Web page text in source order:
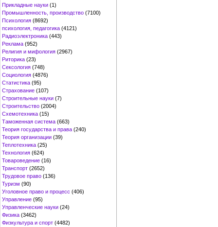
Прикладные науки (1)
Промышленность, производство (7100)
Психология (8692)
психология, педагогика (4121)
Радиоэлектроника (443)
Реклама (952)
Религия и мифология (2967)
Риторика (23)
Сексология (748)
Социология (4876)
Статистика (95)
Страхование (107)
Строительные науки (7)
Строительство (2004)
Схемотехника (15)
Таможенная система (663)
Теория государства и права (240)
Теория организации (39)
Теплотехника (25)
Технология (624)
Товароведение (16)
Транспорт (2652)
Трудовое право (136)
Туризм (90)
Уголовное право и процесс (406)
Управление (95)
Управленческие науки (24)
Физика (3462)
Физкультура и спорт (4482)